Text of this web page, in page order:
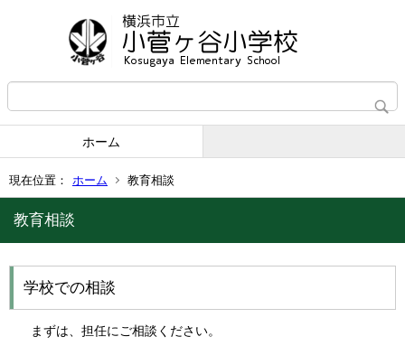
ホーム
現在位置： ホーム 教育相談
教育相談
学校での相談
まずは、担任にご相談ください。